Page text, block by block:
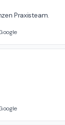
Praxisteam.